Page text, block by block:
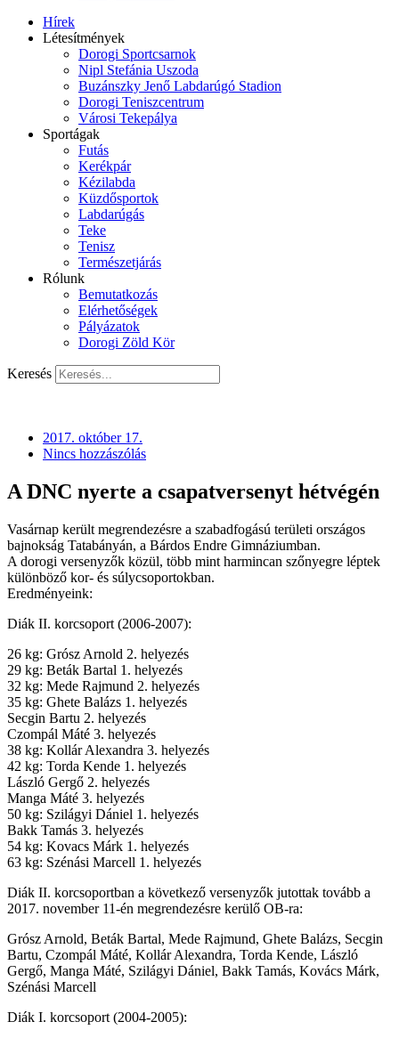
Hírek
Létesítmények
Dorogi Sportcsarnok
Nipl Stefánia Uszoda
Buzánszky Jenő Labdarúgó Stadion
Dorogi Teniszcentrum
Városi Tekepálya
Sportágak
Futás
Kerékpár
Kézilabda
Küzdősportok
Labdarúgás
Teke
Tenisz
Természetjárás
Rólunk
Bemutatkozás
Elérhetőségek
Pályázatok
Dorogi Zöld Kör
Keresés
2017. október 17.
Nincs hozzászólás
A DNC nyerte a csapatversenyt hétvégén
Vasárnap került megrendezésre a szabadfogású területi országos
bajnokság Tatabányán, a Bárdos Endre Gimnáziumban.
A dorogi versenyzők közül, több mint harmincan szőnyegre léptek
különböző kor- és súlycsoportokban.
Eredményeink:
Diák II. korcsoport (2006-2007):
26 kg: Grósz Arnold 2. helyezés
29 kg: Beták Bartal 1. helyezés
32 kg: Mede Rajmund 2. helyezés
35 kg: Ghete Balázs 1. helyezés
Secgin Bartu 2. helyezés
Czompál Máté 3. helyezés
38 kg: Kollár Alexandra 3. helyezés
42 kg: Torda Kende 1. helyezés
László Gergő 2. helyezés
Manga Máté 3. helyezés
50 kg: Szilágyi Dániel 1. helyezés
Bakk Tamás 3. helyezés
54 kg: Kovacs Márk 1. helyezés
63 kg: Szénási Marcell 1. helyezés
Diák II. korcsoportban a következő versenyzők jutottak tovább a
2017. november 11-én megrendezésre kerülő OB-ra:
Grósz Arnold, Beták Bartal, Mede Rajmund, Ghete Balázs, Secgin
Bartu, Czompál Máté, Kollár Alexandra, Torda Kende, László
Gergő, Manga Máté, Szilágyi Dániel, Bakk Tamás, Kovács Márk,
Szénási Marcell
Diák I. korcsoport (2004-2005):